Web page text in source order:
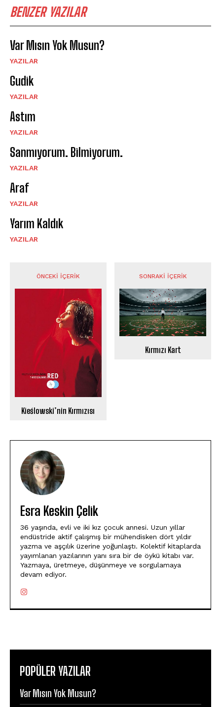
BENZER YAZILAR
Var Mısın Yok Musun?
YAZILAR
Gudik
YAZILAR
Astım
YAZILAR
Sanmıyorum. Bilmiyorum.
YAZILAR
Araf
YAZILAR
Yarım Kaldık
YAZILAR
ÖNCEKI İÇERIK
Kieślowski’nin Kırmızısı
SONRAKI İÇERIK
Kırmızı Kart
Esra Keskin Çelik
36 yaşında, evli ve iki kız çocuk annesi. Uzun yıllar
endüstride aktif çalışmış bir mühendisken dört yıldır
yazma ve aşçılık üzerine yoğunlaştı. Kolektif kitaplarda
yayımlanan yazılarının yanı sıra bir de öykü kitabı var.
Yazmaya, üretmeye, düşünmeye ve sorgulamaya
devam ediyor.
POPÜLER YAZILAR
Var Mısın Yok Musun?